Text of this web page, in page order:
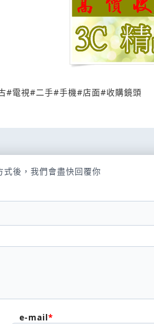
#電視#二手#手機#店面#收購鏡頭
後，我們會盡快回覆你
e-mail